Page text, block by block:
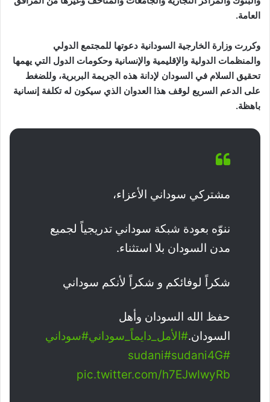
العامة.
وكررت وزارة الخارجية السودانية دعوتها للمجتمع الدولي
والمنظمات الدولية والإقليمية والإنسانية وحكومات الدول التي يهمها
تحقيق السلام في السودان لإدانة هذه الجريمة البربرية، وللضغط
على الدعم السريع لوقف هذا العدوان الذي سيكون له تكلفة إنسانية
باهظة.
مشتركي سوداني الأعزاء،
ننوّه بعودة شبكة سوداني تدريجياً لجميع
مدن السودان بلا استثناء.
شكراً لوفائكم و شكراً لأنكم سوداني
حفظ الله السودان وأهل
السودان.#الأمل_دايماً_سوداني#سوداني
#sudani
#sudani4G
pic.twitter.com/h7EJwIwyRb